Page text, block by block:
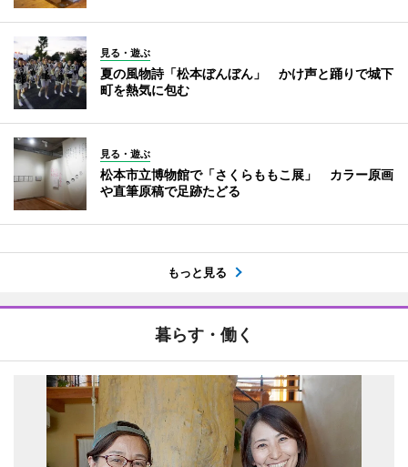
見る・遊ぶ
夏の風物詩「松本ぼんぼん」 かけ声と踊りで城下
町を熱気に包む
見る・遊ぶ
松本市立博物館で「さくらももこ展」 カラー原画
や直筆原稿で足跡たどる
もっと見る
暮らす・働く